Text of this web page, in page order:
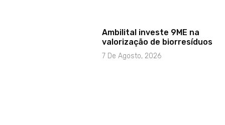
Ambilital investe 9ME na
valorização de biorresíduos
7 De Agosto, 2026